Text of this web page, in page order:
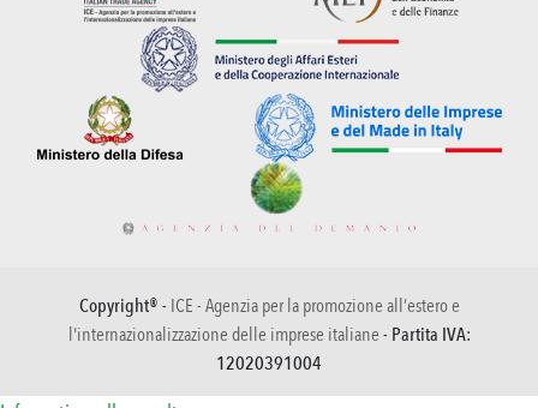
Copyright® - ICE - Agenzia per la promozione all’estero e
l'internazionalizzazione delle imprese italiane - Partita IVA:
12020391004